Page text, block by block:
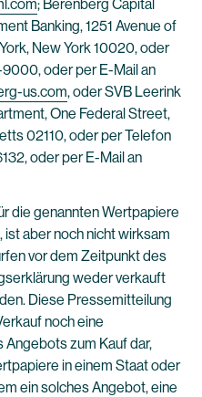
; Berenberg Capital
Banking, 1251 Avenue of
New York 10020, oder
oder per E-Mail an
us.com, oder SVB Leerink
One Federal Street,
02110, oder per Telefon
oder per E-Mail an
die genannten Wertpapiere
aber noch nicht wirksam
vor dem Zeitpunkt des
weder verkauft
Diese Pressemitteilung
noch eine
zum Kauf dar,
in einem Staat oder
ein solches Angebot, eine